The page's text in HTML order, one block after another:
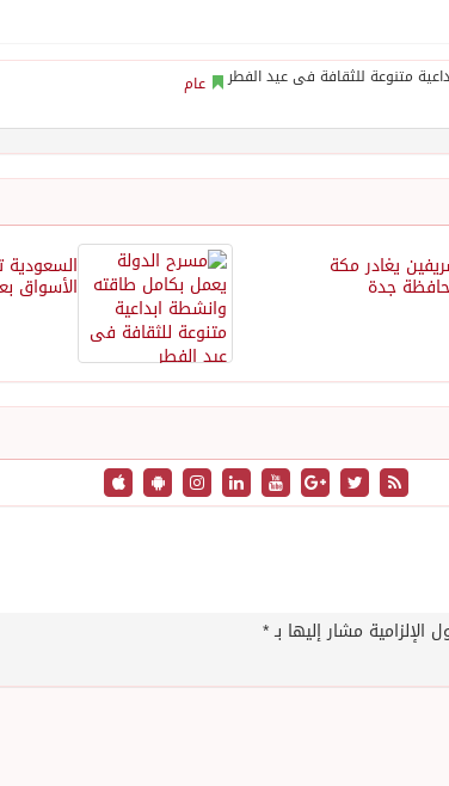
عام
السعودية
الأسواق
يغادر مكة
جدة
الإلزامية مشار إليها بـ*